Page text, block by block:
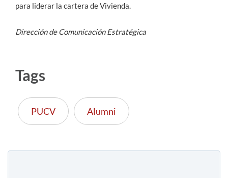
para liderar la cartera de Vivienda.
Dirección de Comunicación Estratégica
Tags
PUCV Alumni